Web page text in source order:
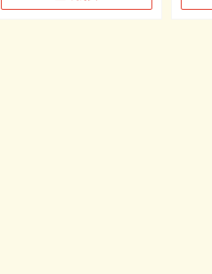
转化率；5）能提高鹿的成活
饲料